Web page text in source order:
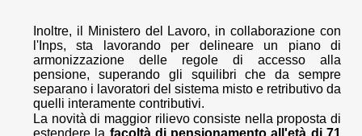
Inoltre, il Ministero del Lavoro, in collaborazione con
l'Inps, sta lavorando per delineare un piano di
armonizzazione delle regole di accesso alla
pensione, superando gli squilibri che da sempre
separano i lavoratori del sistema misto e retributivo da
quelli interamente contributivi.
La novità di maggior rilievo consiste nella proposta di